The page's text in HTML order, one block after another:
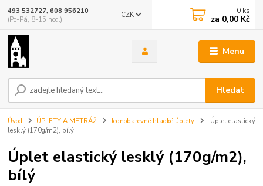
Menu
CZK
Hledat
493 532727, 608 956210
(Po-Pá, 8-15 hod.)
0 ks
za 0,00 Kč
Úvod ÚPLETY A METRÁŽ Jednobarevné hladké úplety
Úplet elastický
lesklý (170g/m2), bílý
Úplet elastický lesklý (170g/m2),
bílý